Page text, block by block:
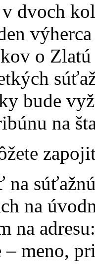
dvoch
o
bude
na
na
na
na
meno,